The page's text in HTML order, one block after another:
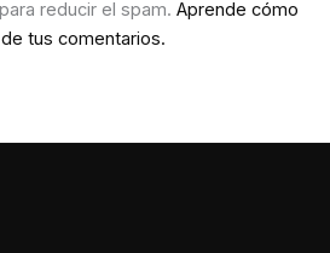
reducir el spam. Aprende cómo
tus comentarios.